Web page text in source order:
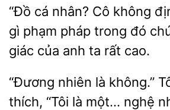
cá nhân? Cô không
gì phạm pháp trong đó
giác của anh
rất cao.
“Đương nhiên là không.”
thích, “Tôi
một… nghệ